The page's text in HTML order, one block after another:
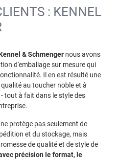
: KENNEL
& Schmenger nous avons
d'emballage sur mesure qui
Il en est résulté une
au toucher noble et à
tout à fait dans le style des
protège pas seulement de
et du stockage, mais
de qualité et de style de
précision le format, le